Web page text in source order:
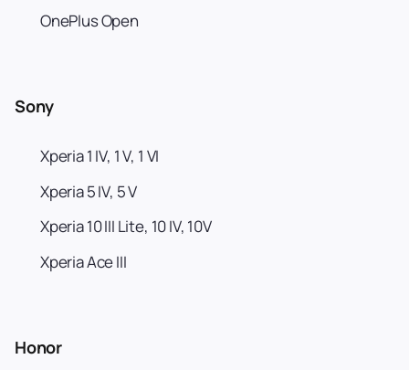
OnePlus Open
Sony
Xperia 1 IV, 1 V, 1 VI
Xperia 5 IV, 5 V
Xperia 10 III Lite, 10 IV, 10V
Xperia Ace III
Honor